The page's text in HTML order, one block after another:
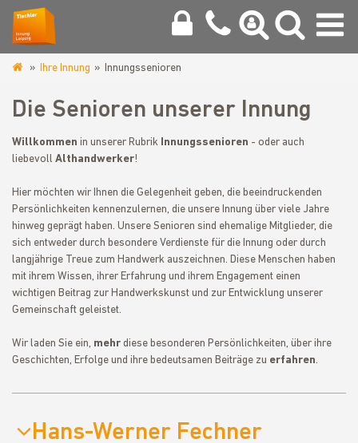
leipzig.de
Ihre Innung Innungssenioren
Die Senioren unserer Innung
Willkommen in unserer Rubrik Innungssenioren - oder auch
liebevoll Althandwerker!
Hier möchten wir Ihnen die Gelegenheit geben, die beeindruckenden
Persönlichkeiten kennenzulernen, die unsere Innung über viele Jahre
hinweg geprägt haben. Unsere Senioren sind ehemalige Mitglieder, die
sich entweder durch besondere Verdienste für die Innung oder durch
langjährige Treue zum Handwerk auszeichnen. Diese Menschen haben
mit ihrem Wissen, ihrer Erfahrung und ihrem Engagement einen
wichtigen Beitrag zur Handwerkskunst und zur Entwicklung unserer
Gemeinschaft geleistet.
Wir laden Sie ein, mehr diese besonderen Persönlichkeiten, über ihre
Geschichten, Erfolge und ihre bedeutsamen Beiträge zu erfahren.
Hans-Werner Fechner